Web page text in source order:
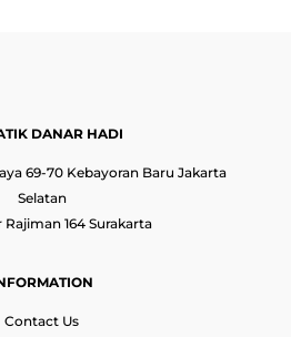
DANAR HADI
69-70 Kebayoran Baru Jakarta
Selatan
Rajiman 164 Surakarta
Contact Us